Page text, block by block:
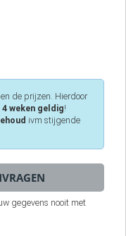
de prijzen. Hierdoor
weken geldig!
ivm stijgende
gegevens nooit met